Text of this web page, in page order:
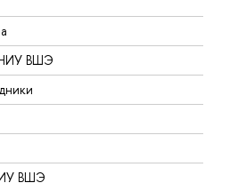
НИУ ВШЭ
ВШЭ